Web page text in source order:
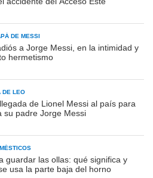
DE MESSI
a Jorge Messi, en la intimidad y
hermetismo
DE LEO
de Lionel Messi al país para
su padre Jorge Messi
guardar las ollas: qué significa y
usa la parte baja del horno